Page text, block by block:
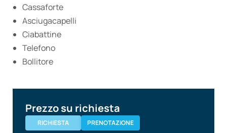
Cassaforte
Asciugacapelli
Ciabattine
Telefono
Bollitore
Prezzo su richiesta
RICHIESTA PRENOTAZIONE